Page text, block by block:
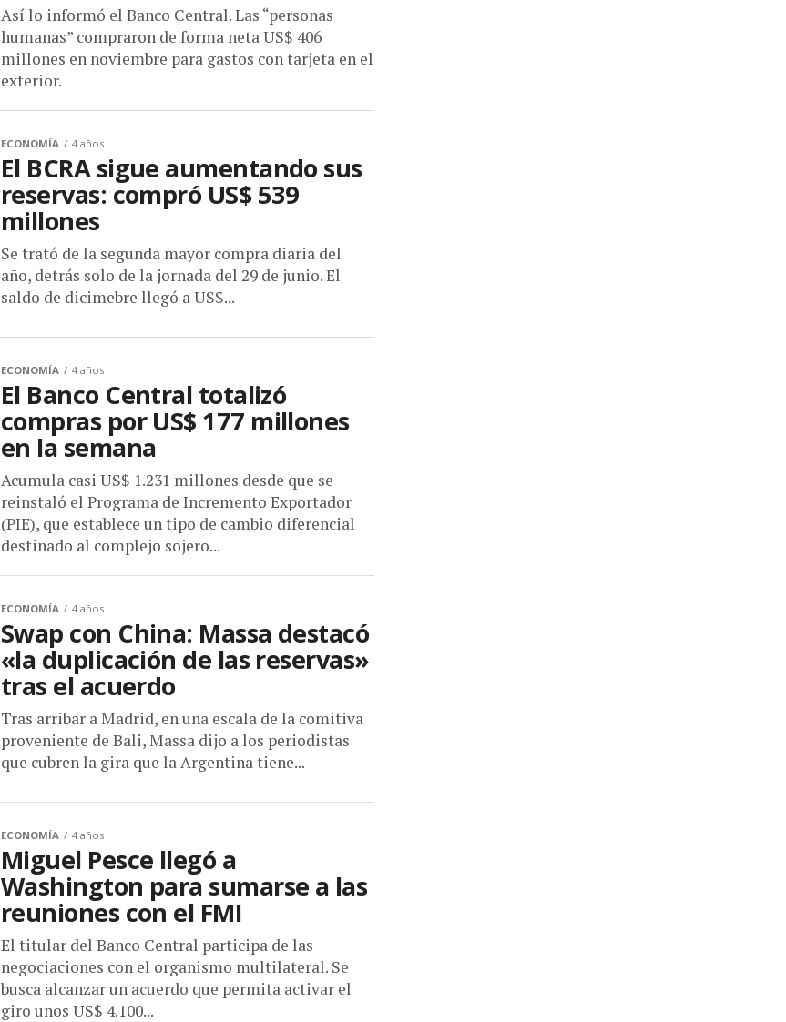
Así lo informó el Banco Central. Las “personas
humanas” compraron de forma neta US$ 406
millones en noviembre para gastos con tarjeta en el
exterior.
ECONOMÍA 4 años
El BCRA sigue aumentando sus
reservas: compró US$ 539
millones
Se trató de la segunda mayor compra diaria del
año, detrás solo de la jornada del 29 de junio. El
saldo de dicimebre llegó a US$...
ECONOMÍA 4 años
El Banco Central totalizó
compras por US$ 177 millones
en la semana
Acumula casi US$ 1.231 millones desde que se
reinstaló el Programa de Incremento Exportador
(PIE), que establece un tipo de cambio diferencial
destinado al complejo sojero...
ECONOMÍA 4 años
Swap con China: Massa destacó
«la duplicación de las reservas»
tras el acuerdo
Tras arribar a Madrid, en una escala de la comitiva
proveniente de Bali, Massa dijo a los periodistas
que cubren la gira que la Argentina tiene...
ECONOMÍA 4 años
Miguel Pesce llegó a
Washington para sumarse a las
reuniones con el FMI
El titular del Banco Central participa de las
negociaciones con el organismo multilateral. Se
busca alcanzar un acuerdo que permita activar el
giro unos US$ 4.100...